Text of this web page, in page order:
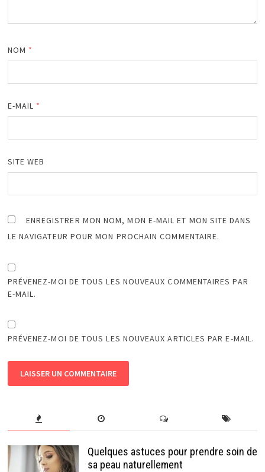
NOM *
E-MAIL *
SITE WEB
ENREGISTRER MON NOM, MON E-MAIL ET MON SITE DANS
LE NAVIGATEUR POUR MON PROCHAIN COMMENTAIRE.
PRÉVENEZ-MOI DE TOUS LES NOUVEAUX COMMENTAIRES PAR
E-MAIL.
PRÉVENEZ-MOI DE TOUS LES NOUVEAUX ARTICLES PAR E-MAIL.
Quelques astuces pour prendre soin de
sa peau naturellement